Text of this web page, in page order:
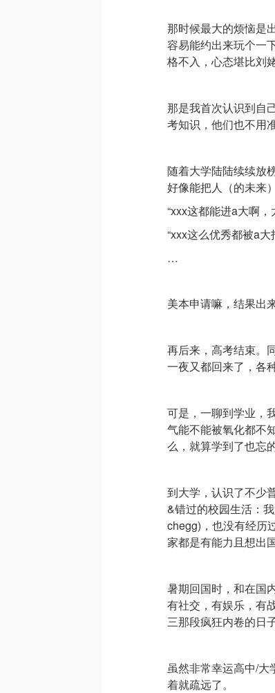
那时候最大的烦恼是
容易能约出来玩个一
格不入，心态堪比刘姥
那是我首次认识到自
考知识，他们也不用
随着大学陆陆续续放
好像能把人（的未来
“xxx这都能进a大啊，
“xxx这么优秀都被a
…
美本申请嘛，结果出
再后来，高考结束。
一夜又都回来了，各
可是，一聊到学业，
气能不能被氧化都不
么，就算学到了也忘
到大学，认识了不少
&错过的校园生活：
chegg)，也没有经历
家都是有能力且想出
暑期回国时，和在国
有社交，有娱乐，有
三那段疯狂内卷的日
虽然非常幸运高中/大
着就疏远了。